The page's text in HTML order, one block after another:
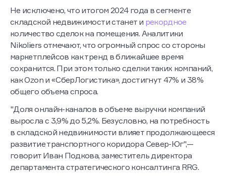
Не исключено, что итогом 2024 года в сегменте
складской недвижимости станет ирекордное
количество сделок на помещения. Аналитики
Nikoliers отмечают, что огромный спрос со стороны
маркетплейсов как тренд в ближайшее время
сохранится. При этом только сделки таких компаний,
как Ozon и «СберЛогистика», достигнут 47% и 38%
"Доля онлайн-каналов в объеме выручки компаний
выросла с 3,9% до 5,2%. Безусловно, на потребность
в складской недвижимости влияет продолжающееся
развитие транспортного коридора Север-Юг",—
говорит Иван Подкова, заместитель директора